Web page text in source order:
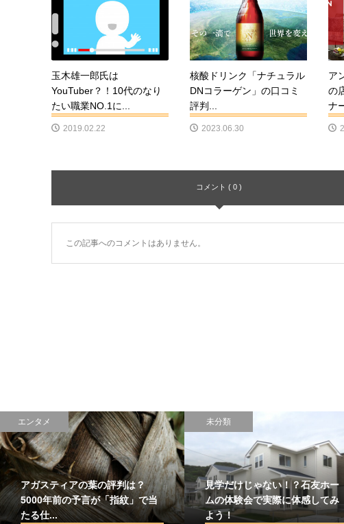
玉木雄一郎氏は
YouTuber？！10代のなり
たい職業NO.1に...
2019.02.22
核酸ドリンク「ナチュラル
DNコラーゲン」の口コミ
評判...
2023.06.30
ア
の
ナ
コメント ( 0 )
この記事へのコメントはありません。
エンタメ
アガスティアの葉の評判は？
5000年前の予言が「指紋」で当
たる仕...
未分類
見学だけじゃない！？石友ホー
ムの体験会で実際に体感してみ
よう！